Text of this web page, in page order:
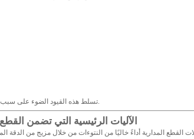
تسلط هذه القيود الضوء على سبب ضرورة وجود نظام مداري متحكم فيه للصناعات الدقيقة.
الآليات الرئيسية التي تضمن